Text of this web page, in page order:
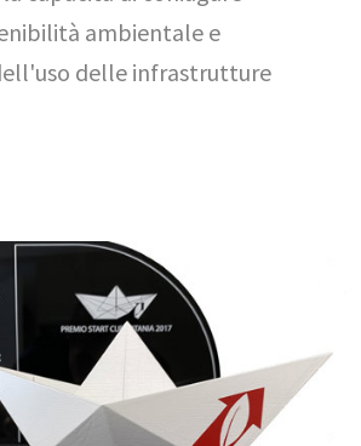
ambientale e
delle infrastrutture